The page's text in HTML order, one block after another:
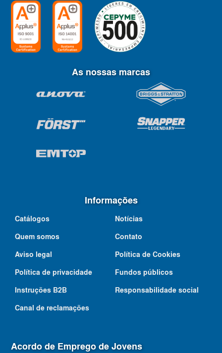
As nossas marcas
Informações
Catálogos
Notícias
Quem somos
Contato
Aviso legal
Política de Cookies
Política de privacidade
Fundos públicos
Instruções B2B
Responsabilidade social
Canal de reclamações
Acordo de Emprego de Jovens